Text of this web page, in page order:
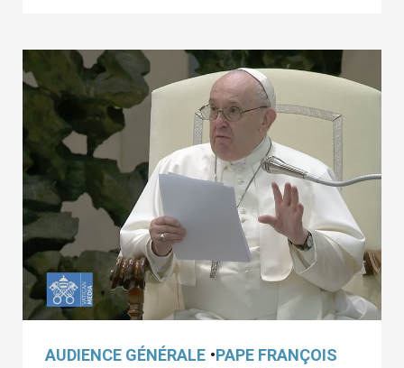
AUDIENCE GÉNÉRALE •PAPE FRANÇOIS